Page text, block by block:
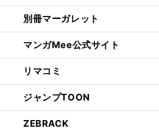
別冊マーガレット
マンガMee公式サイト
リマコミ
ジャンプTOON
ZEBRACK